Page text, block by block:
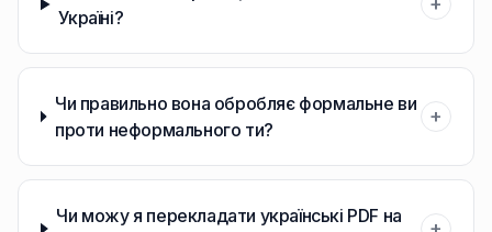
Україні?
Чи правильно вона обробляє формальне ви
проти неформального ти?
+
Чи можу я перекладати українські PDF на